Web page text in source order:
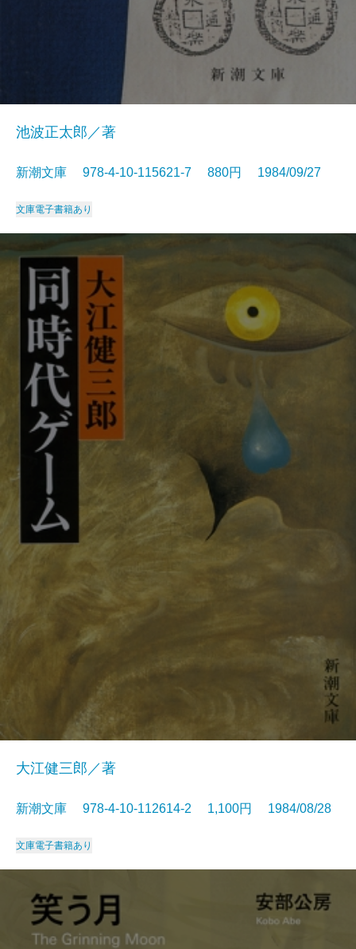
池波正太郎／著
新潮文庫 978-4-10-115621-7 880円 1984/09/27
文庫電子書籍あり
大江健三郎／著
新潮文庫 978-4-10-112614-2 1,100円 1984/08/28
文庫電子書籍あり